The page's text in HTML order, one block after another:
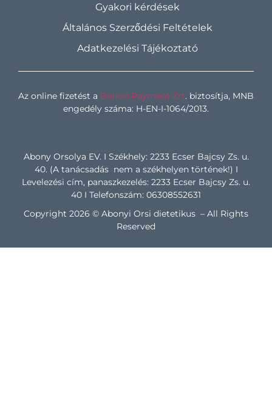
Gyakori kérdések
Általános Szerződési Feltételek
Adatkezelési Tájékoztató
Az online fizetést a Barion Payment Zrt. biztosítja, MNB
engedély száma: H-EN-I-1064/2013.
Abony Orsolya EV. I Székhely: 2233 Ecser Bajcsy Zs. u.
40. (A tanácsadás nem a székhelyen történek!) I
Levelezési cím, panaszkezelés: 2233 Ecser Bajcsy Zs. u.
40 I Telefonszám: 06308552631
Copyright 2026 © Abonyi Orsi dietetikus – All Rights
Reserved